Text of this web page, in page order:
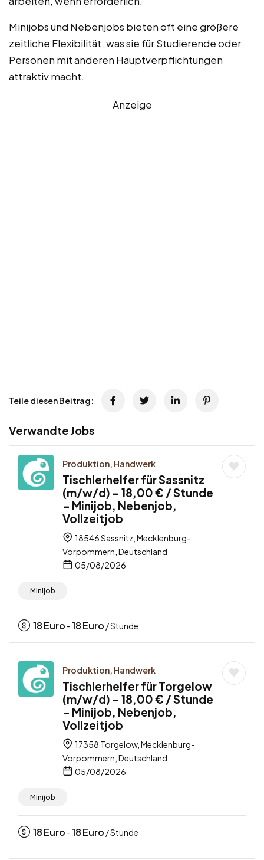
Minijobs und Nebenjobs bieten oft eine größere
zeitliche Flexibilität, was sie für Studierende oder
Personen mit anderen Hauptverpflichtungen
attraktiv macht.
Anzeige
Teile diesen Beitrag:
Verwandte Jobs
Produktion, Handwerk
Tischlerhelfer für Sassnitz
(m/w/d) – 18,00 € / Stunde
– Minijob, Nebenjob,
Vollzeitjob
18546 Sassnitz, Mecklenburg-
Vorpommern, Deutschland
05/08/2026
Minijob
18Euro -18Euro / Stunde
Produktion, Handwerk
Tischlerhelfer für Torgelow
(m/w/d) – 18,00 € / Stunde
– Minijob, Nebenjob,
Vollzeitjob
17358 Torgelow, Mecklenburg-
Vorpommern, Deutschland
05/08/2026
Minijob
18Euro -18Euro / Stunde